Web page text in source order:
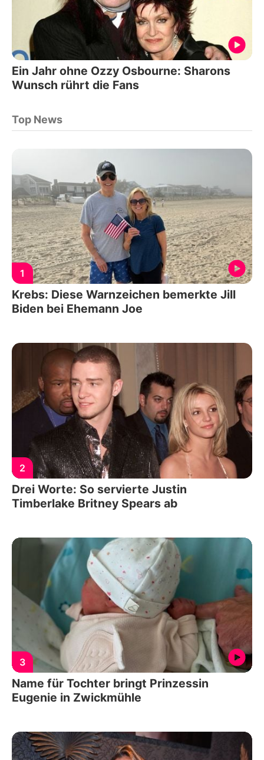
Ein Jahr ohne Ozzy Osbourne: Sharons
Wunsch rührt die Fans
Top News
1
Krebs: Diese Warnzeichen bemerkte Jill
Biden bei Ehemann Joe
2
Drei Worte: So servierte Justin
Timberlake Britney Spears ab
3
Name für Tochter bringt Prinzessin
Eugenie in Zwickmühle